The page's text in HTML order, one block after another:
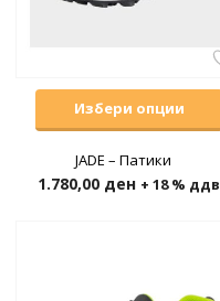
Избери опции
JADE – Патики
1.780,00 ден + 18 % ддв